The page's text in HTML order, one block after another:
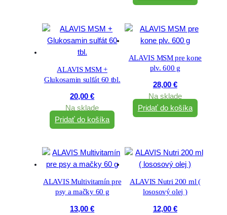
ALAVIS MSM +
Glukosamin sulfát 60 tbl.
20,00€
Na sklade
Pridať do košíka
ALAVIS MSM pre kone
plv. 600 g
28,00 €
Na sklade
Pridať do košíka
ALAVIS Multivitamín pre
psy a mačky 60 g
13,00€
ALAVIS Nutri 200 ml (
lososový olej )
12,00 €